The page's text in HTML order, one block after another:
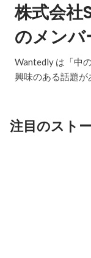
株式会
のメンバ
Wantedly は「中
興味のある話題が
注目のスト